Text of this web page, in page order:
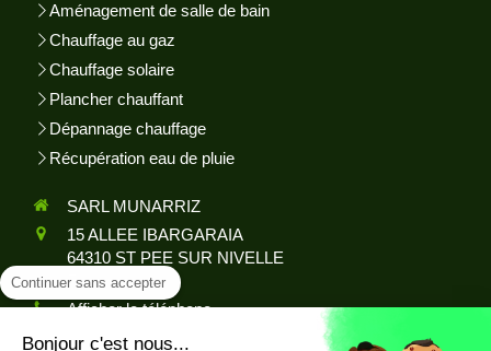
Aménagement de salle de bain
Chauffage au gaz
Chauffage solaire
Plancher chauffant
Dépannage chauffage
Récupération eau de pluie
SARL MUNARRIZ
15 ALLEE IBARGARAIA
64310 ST PEE SUR NIVELLE
France
Afficher le téléphone
Continuer sans accepter
Bonjour c'est nous...